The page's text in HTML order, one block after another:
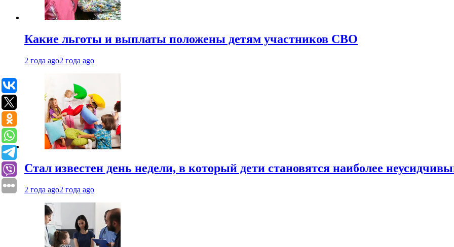
Какие льготы и выплаты положены детям участников СВО
2 года ago2 года ago
Стал известен день недели, в который дети становятся наиболее
2 года ago2 года ago